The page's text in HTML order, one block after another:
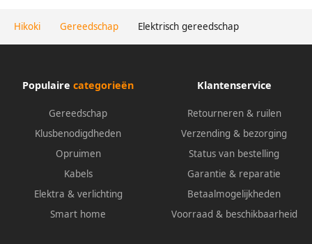
Hikoki Gereedschap Elektrisch gereedschap
Populaire categorieën
Gereedschap
Klusbenodigdheden
Opruimen
Kabels
Elektra & verlichting
Smart home
Klantenservice
Retourneren & ruilen
Verzending & bezorging
Status van bestelling
Garantie & reparatie
Betaalmogelijkheden
Voorraad & beschikbaarheid